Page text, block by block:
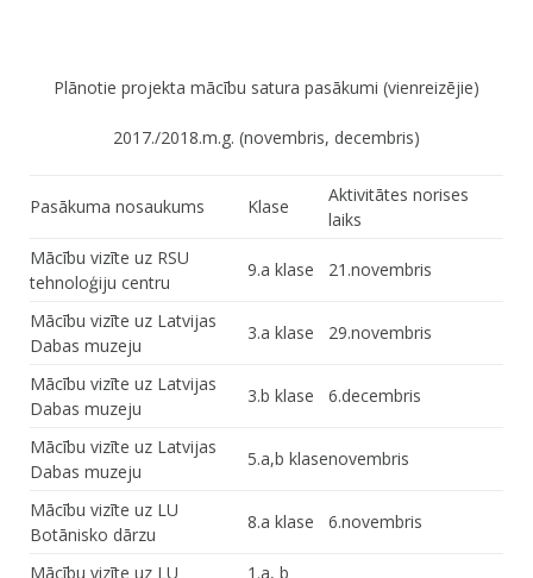
Plānotie projekta mācību satura pasākumi (vienreizējie)
2017./2018.m.g. (novembris, decembris)
Pasākuma nosaukums Klase
Aktivitātes norises
laiks
Mācību vizīte uz RSU
tehnoloģiju centru
9.a klase 21.novembris
Mācību vizīte uz Latvijas
Dabas muzeju
3.a klase 29.novembris
Mācību vizīte uz Latvijas
Dabas muzeju
3.b klase 6.decembris
Mācību vizīte uz Latvijas
Dabas muzeju
5.a,b klasenovembris
Mācību vizīte uz LU
Botānisko dārzu
8.a klase 6.novembris
Mācību vizīte uz LU 1.a, b